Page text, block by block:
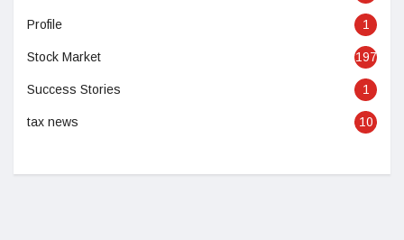
Profile 1
Stock Market 197
Success Stories 1
tax news 10